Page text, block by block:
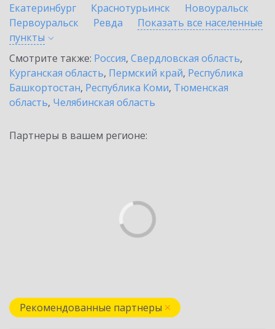
Екатеринбург
Краснотурьинск
Новоуральск
Первоуральск
Ревда
Показать все населенные
пункты
Смотрите также: Россия, Свердловская область,
Курганская область, Пермский край, Республика
Башкортостан, Республика Коми, Тюменская
область, Челябинская область
Партнеры в вашем регионе:
Рекомендованные партнеры